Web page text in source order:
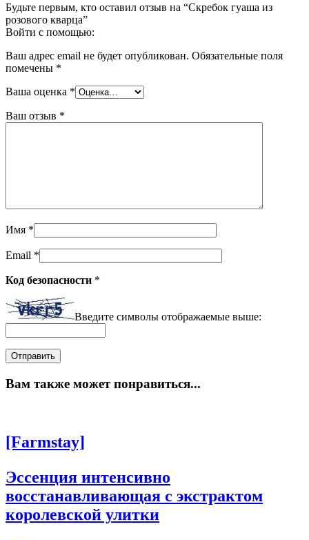
Будьте первым, кто оставил отзыв на “Скребок гуаша из
розового кварца”
Войти с помощью:
Ваш адрес email не будет опубликован. Обязательные поля
помечены *
Ваша оценка *
Ваш отзыв *
Имя *
Email *
Код безопасности *
Введите символы отображаемые выше:
Вам также может понравиться...
[Farmstay]
Эссенция интенсивно
восстанавливающая с экстрактом
королевской улитки